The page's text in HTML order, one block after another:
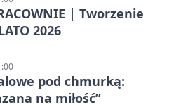
| Tworzenie
2026
pod chmurką:
na miłość”